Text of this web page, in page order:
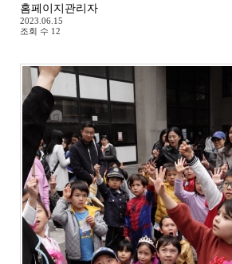
홈페이지관리자
2023.06.15
조회 수 12